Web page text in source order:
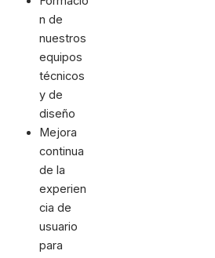
n de
nuestros
equipos
técnicos
y de
diseño
Mejora
continua
de la
experien
cia de
usuario
para